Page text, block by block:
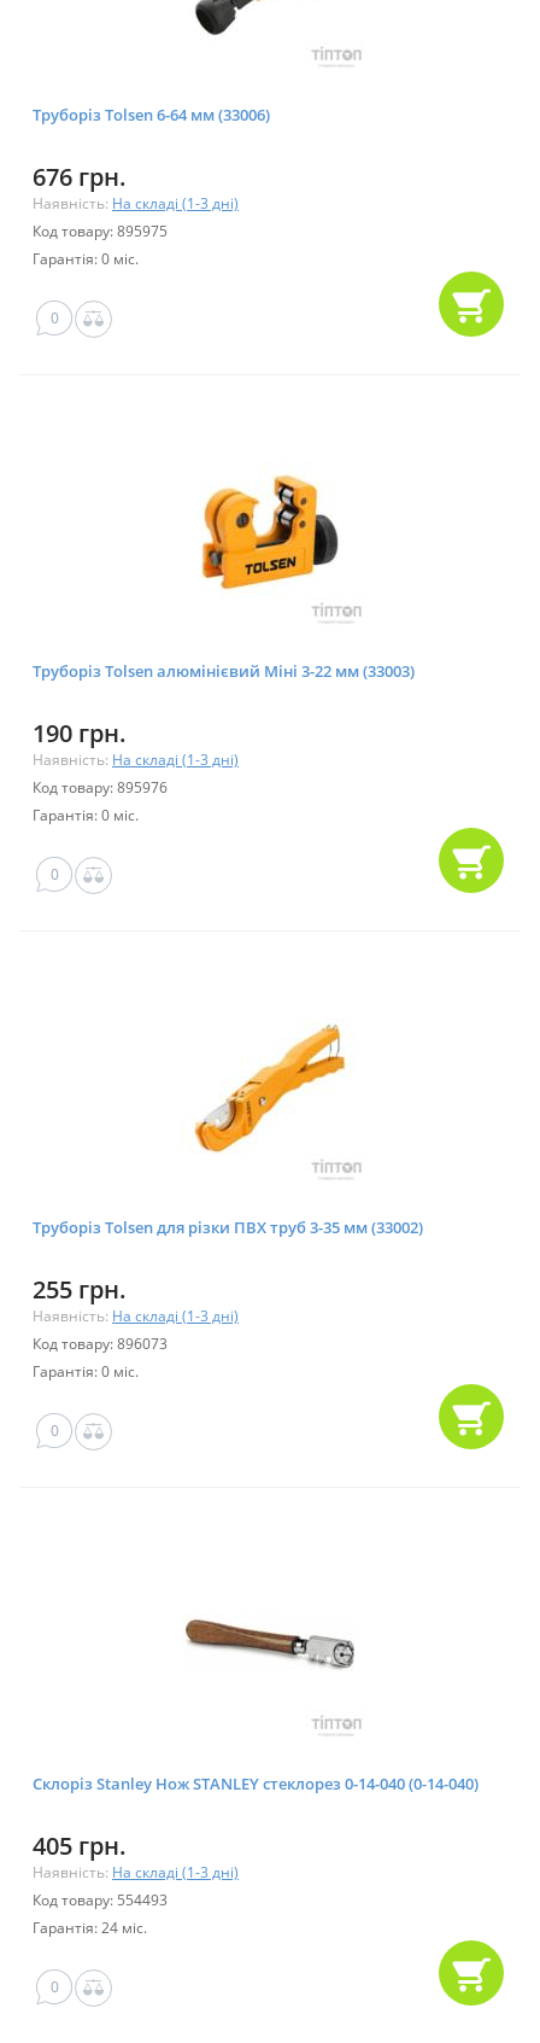
Труборіз Tolsen 6-64 мм (33006)
676 грн.
Наявність: На складі (1-3 дні)
Код товару: 895975
Гарантія: 0 міс.
0
Труборіз Tolsen алюмінієвий Міні 3-22 мм (33003)
190 грн.
Наявність: На складі (1-3 дні)
Код товару: 895976
Гарантія: 0 міс.
0
Труборіз Tolsen для різки ПВХ труб 3-35 мм (33002)
255 грн.
Наявність: На складі (1-3 дні)
Код товару: 896073
Гарантія: 0 міс.
0
Склоріз Stanley Нож STANLEY стеклорез 0-14-040 (0-14-040)
405 грн.
Наявність: На складі (1-3 дні)
Код товару: 554493
Гарантія: 24 міс.
0